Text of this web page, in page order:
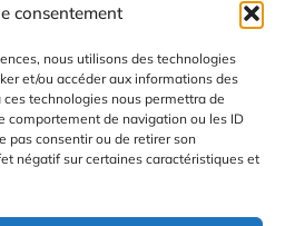
consentement
nous utilisons des technologies
et/ou accéder aux informations des
technologies nous permettra de
comportement de navigation ou les ID
pas consentir ou de retirer son
négatif sur certaines caractéristiques et
Plan du site
des Cookies